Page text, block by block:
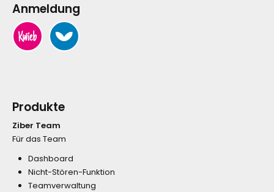
Anmeldung
Produkte
Ziber Team
Für das Team
Dashboard
Nicht-Stören-Funktion
Teamverwaltung